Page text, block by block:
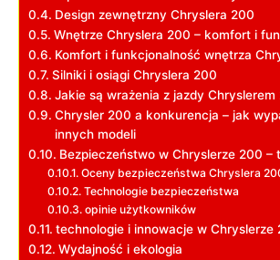
Design zewnętrzny Chryslera 200
Wnętrze Chryslera 200 – komfort i
Komfort i funkcjonalność wnętrza
Silniki i osiągi Chryslera 200
Jakie są wrażenia z jazdy Chryslerem
Chrysler 200 a konkurencja – jak
innych modeli
Bezpieczeństwo w Chryslerze 200 –
Oceny bezpieczeństwa Chryslera
Technologie bezpieczeństwa
opinie użytkowników
technologie i innowacje w Chryslerze
Wydajność i ekologia